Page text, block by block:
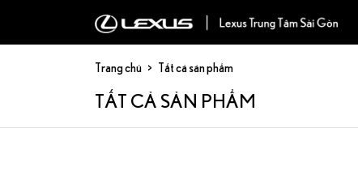
TẤT CẢ SẢN PHẨM
Trang chủ Tất cả sản phẩm